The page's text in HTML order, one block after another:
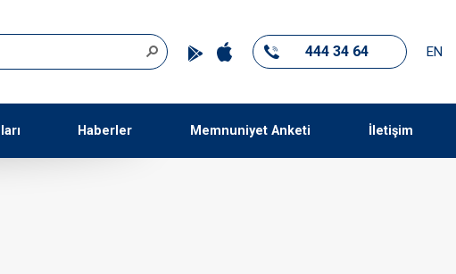
444 34 64 EN
Haberler Memnuniyet Anketi İletişim